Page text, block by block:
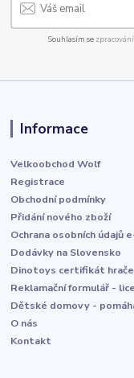
Souhlasím se
Informace
Velkoobchod Wolf
Registrace
Obchodní podmínky
Přidání nového zboží
Ochrana osobních údajů
Dodávky na Slovensko
Dinotoys certifikát
Reklamační formulář -
Dětské domovy -
O nás
Kontakt